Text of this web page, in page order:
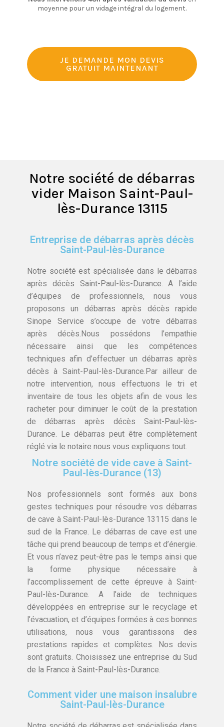
moyenne pour un vidage intégral du logement.
JE DEMANDE MON DEVIS
GRATUIT MAINTENANT
Notre société de débarras
vider Maison Saint-Paul-
lès-Durance 13115
Entreprise de débarras après décès
Saint-Paul-lès-Durance
Notre société est spécialisée dans le débarras
après décès Saint-Paul-lès-Durance. A l’aide
d’équipes de professionnels, nous vous
proposons un débarras après décès rapide
Sinope Service s’occupe de votre débarras
après décès.Nous possédons l’empathie
nécessaire ainsi que les compétences
techniques afin d’effectuer un débarras après
décès à Saint-Paul-lès-Durance.Par ailleur de
notre intervention, nous effectuons le tri et
inventaire de tous les objets afin de vous les
racheter pour diminuer le coût de la prestation
de débarras après décès Saint-Paul-lès-
Durance. Le débarras peut être complètement
réglé via le notaire nous vous expliquons tout.
Notre société de vide cave à Saint-
Paul-lès-Durance (13)
Nos professionnels sont formés aux bons
gestes techniques pour résoudre vos débarras
de cave à Saint-Paul-lès-Durance 13115 dans le
sud de la France. Le débarras de cave est une
tâche qui prend beaucoup de temps et d’énergie.
Et vous n’avez peut-être pas le temps ainsi que
la forme physique nécessaire à
l’accomplissement de cette épreuve à Saint-
Paul-lès-Durance. A l’aide de techniques
développées en entreprise sur le recyclage et
l’évacuation, et d’équipes formées à ces bonnes
utilisations, nous vous garantissons des
prestations rapides et complètes. Nos devis
sont gratuits. Choisissez une entreprise du Sud
de la France à Saint-Paul-lès-Durance.
Comment vider une maison insalubre
Saint-Paul-lès-Durance